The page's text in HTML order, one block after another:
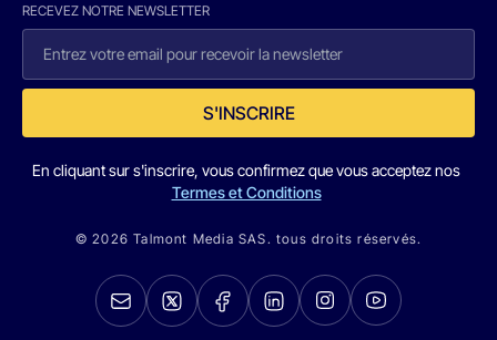
RECEVEZ NOTRE NEWSLETTER
S'INSCRIRE
En cliquant sur s'inscrire, vous confirmez que vous acceptez nos
Termes et Conditions
© 2026 Talmont Media SAS. tous droits réservés.